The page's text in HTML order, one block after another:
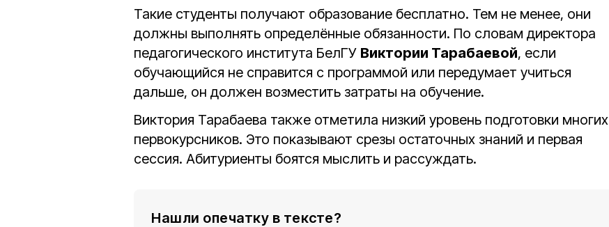
Такие студенты получают образование бесплатно. Тем не менее, они
должны выполнять определённые обязанности. По словам директора
педагогического института БелГУ Виктории Тарабаевой, если
обучающийся не справится с программой или передумает учиться
дальше, он должен возместить затраты на обучение.
Виктория Тарабаева также отметила низкий уровень подготовки многих
первокурсников. Это показывают срезы остаточных знаний и первая
сессия. Абитуриенты боятся мыслить и рассуждать.
Нашли опечатку в тексте?